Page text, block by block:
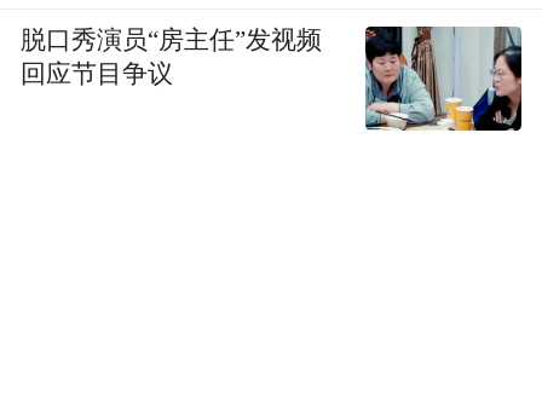
脱口秀演员“房主任”发视频
回应节目争议